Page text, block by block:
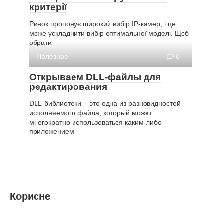
критерії
Ринок пропонує широкий вибір IP-камер, і це
може ускладнити вибір оптимальної моделі. Щоб
обрати
Полезное
0
Открываем DLL-файлы для
редактирования
DLL-библиотеки – это одна из разновидностей
исполняемого файла, который может
многократно использоваться каким-либо
приложением
Корисне